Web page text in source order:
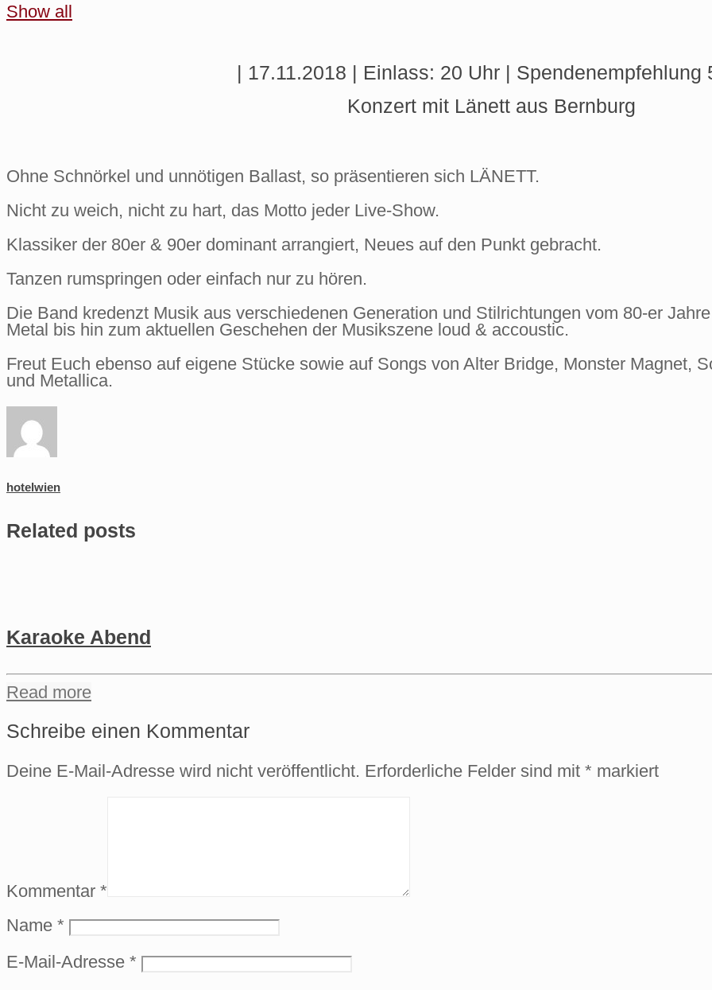
Show all
| 17.11.2018 | Einlass: 20 Uhr | Spendenempfehlung
Konzert mit Länett aus Bernburg
Ohne Schnörkel und unnötigen Ballast, so präsentieren sich LÄNETT.
Nicht zu weich, nicht zu hart, das Motto jeder Live-Show.
Klassiker der 80er & 90er dominant arrangiert, Neues auf den Punkt gebracht.
Tanzen rumspringen oder einfach nur zu hören.
Die Band kredenzt Musik aus verschiedenen Generation und Stilrichtungen vom 80-er
Metal bis hin zum aktuellen Geschehen der Musikszene loud & accoustic.
Freut Euch ebenso auf eigene Stücke sowie auf Songs von Alter Bridge, Monster Magnet,
und Metallica.
hotelwien
Related posts
Karaoke Abend
Read more
Schreibe einen Kommentar
Deine E-Mail-Adresse wird nicht veröffentlicht. Erforderliche Felder sind mit * markiert
Kommentar *
Name *
E-Mail-Adresse *